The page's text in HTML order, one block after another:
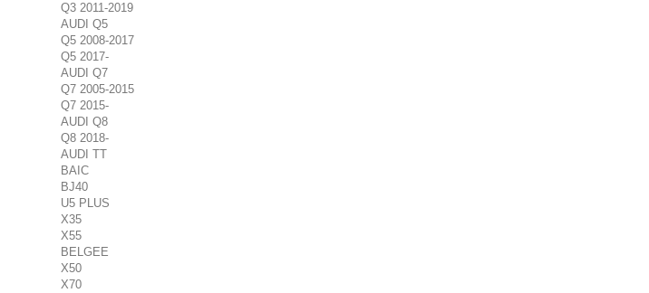
Q3 2011-2019
AUDI Q5
Q5 2008-2017
Q5 2017-
AUDI Q7
Q7 2005-2015
Q7 2015-
AUDI Q8
Q8 2018-
AUDI TT
BAIC
BJ40
U5 PLUS
X35
X55
BELGEE
X50
X70